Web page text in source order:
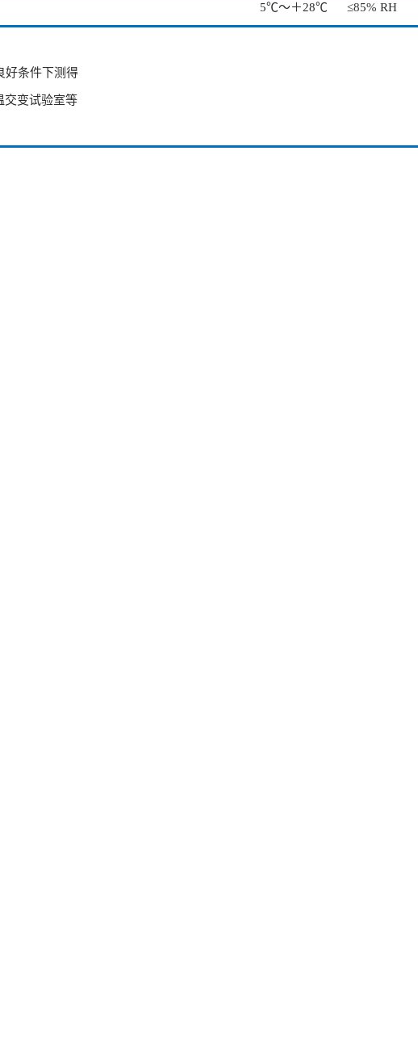
5℃～＋28℃ ≤85% RH
条件下测得
变试验室等